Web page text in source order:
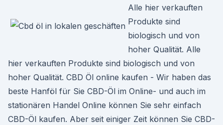
Alle hier verkauften
Produkte sind
biologisch und von
hoher Qualität. Alle
hier verkauften Produkte sind biologisch und von
hoher Qualität. CBD Öl online kaufen - Wir haben das
beste Hanföl für Sie CBD-Öl im Online- und auch im
stationären Handel Online können Sie sehr einfach
CBD-Öl kaufen. Aber seit einiger Zeit können Sie CBD-